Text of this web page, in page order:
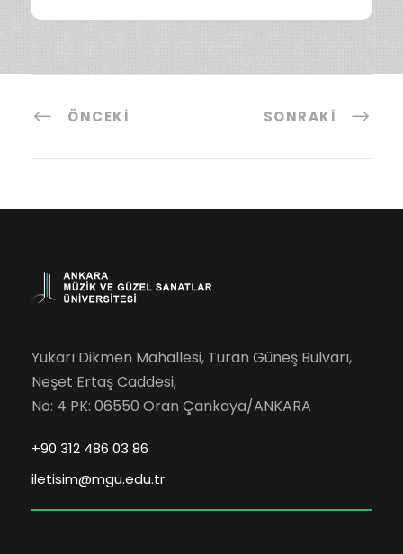
ÖNCEKI SONRAKI
Yukarı Dikmen Mahallesi, Turan Güneş Bulvarı,
Neşet Ertaş Caddesi,
No: 4 PK: 06550 Oran Çankaya/ANKARA
+90 312 486 03 86
iletisim@mgu.edu.tr